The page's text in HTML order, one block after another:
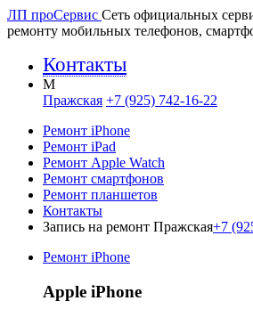
ЛП проСервис Сеть официальных
ремонту мобильных телефонов,
Контакты
M
Пражская +7 (925) 742-16-22
Ремонт iPhone
Ремонт iPad
Ремонт Apple Watch
Ремонт смартфонов
Ремонт планшетов
Контакты
Запись на ремонт Пражская+7
Ремонт iPhone
Apple iPhone